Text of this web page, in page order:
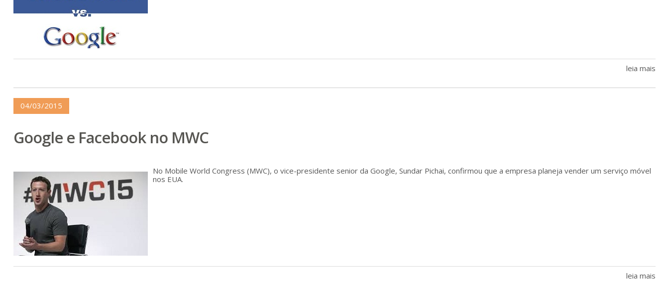
leia mais
04/03/2015
Google e Facebook no MWC
No Mobile World Congress (MWC), o vice-presidente senior da Google, Sundar Pichai, confirmou que a empresa planeja vender um serviço móvel
nos EUA.
leia mais